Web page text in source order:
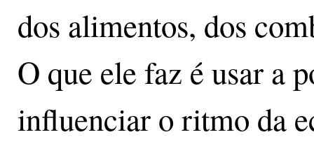
dos alimentos, dos
O que ele faz é usar a
influenciar o ritmo da